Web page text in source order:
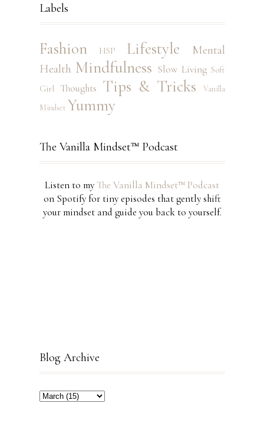
Labels
Fashion HSP Lifestyle
Mental
Health Mindfulness Slow Living Soft
Girl
Thoughts Tips & Tricks
Vanilla
Mindset Yummy
The Vanilla Mindset™ Podcast
Listen to myThe Vanilla Mindset™ Podcast
on Spotify for tiny episodes that gently shift
your mindset and guide you back to yourself.
Blog Archive